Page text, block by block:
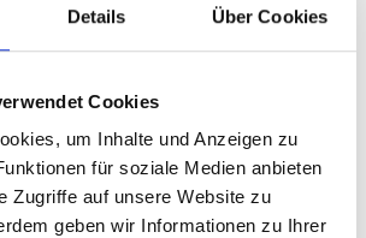
Details Über Cookies
Cookies
um Inhalte und Anzeigen zu
für soziale Medien anbieten
Zugriffe auf unsere Website zu
geben wir Informationen zu Ihrer
Lieferzeit: 1-3 Tage
DEN WARENKORB